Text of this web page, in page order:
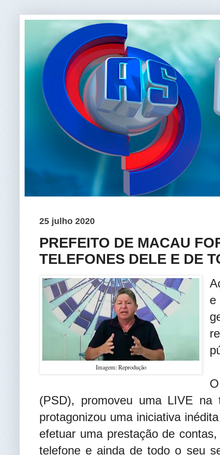
25 julho 2020
PREFEITO DE MACAU
TELEFONES DELE E DE
Imagem: Reprodução
e
(PSD), promoveu uma LIVE
protagonizou uma iniciativa
efetuar uma prestação de
telefone e ainda de todo o seu